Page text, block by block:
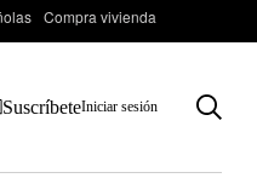
Compra vivienda
SuscríbeteIniciar sesión